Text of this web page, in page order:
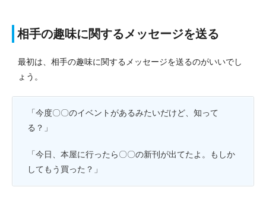
相手の趣味に関するメッセージを送る
最初は、相手の趣味に関するメッセージを送るのがいいでし
ょう。
「今度〇〇のイベントがあるみたいだけど、知って
る？」
「今日、本屋に行ったら〇〇の新刊が出てたよ。もしか
してもう買った？」